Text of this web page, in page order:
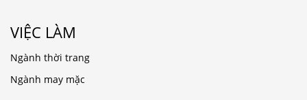
VIỆC LÀM
Ngành thời trang
Ngành may mặc